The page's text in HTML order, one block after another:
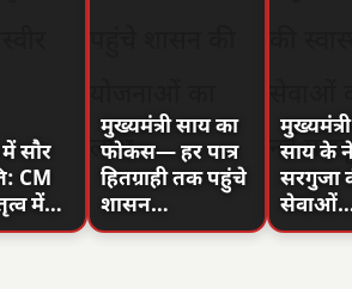
सौर
CM
में…
मुख्यमंत्री साय का
फोकस— हर पात्र
हितग्राही तक पहुंचे
शासन…
साय के
सरगुजा